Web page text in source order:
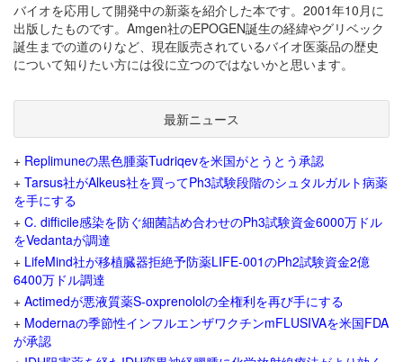
バイオを応用して開発中の新薬を紹介した本です。2001年10月に
出版したものです。Amgen社のEPOGEN誕生の経緯やグリベック
誕生までの道のりなど、現在販売されているバイオ医薬品の歴史
について知りたい方には役に立つのではないかと思います。
最新ニュース
+ Replimuneの黒色腫薬Tudriqevを米国がとうとう承認
+ Tarsus社がAlkeus社を買ってPh3試験段階のシュタルガルト病薬
を手にする
+ C. difficile感染を防ぐ細菌詰め合わせのPh3試験資金6000万ドル
をVedantaが調達
+ LifeMind社が移植臓器拒絶予防薬LIFE-001のPh2試験資金2億
6400万ドル調達
+ Actimedが悪液質薬S-oxprenololの全権利を再び手にする
+ Modernaの季節性インフルエンザワクチンmFLUSIVAを米国FDA
が承認